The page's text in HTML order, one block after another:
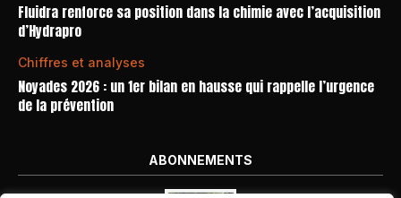
Fluidra renforce sa position dans la chimie avec l’acquisition
d’Hydrapro
Chiffres et analyses
Noyades 2026 : un 1er bilan en hausse qui rappelle l’urgence
de la prévention
ABONNEMENTS